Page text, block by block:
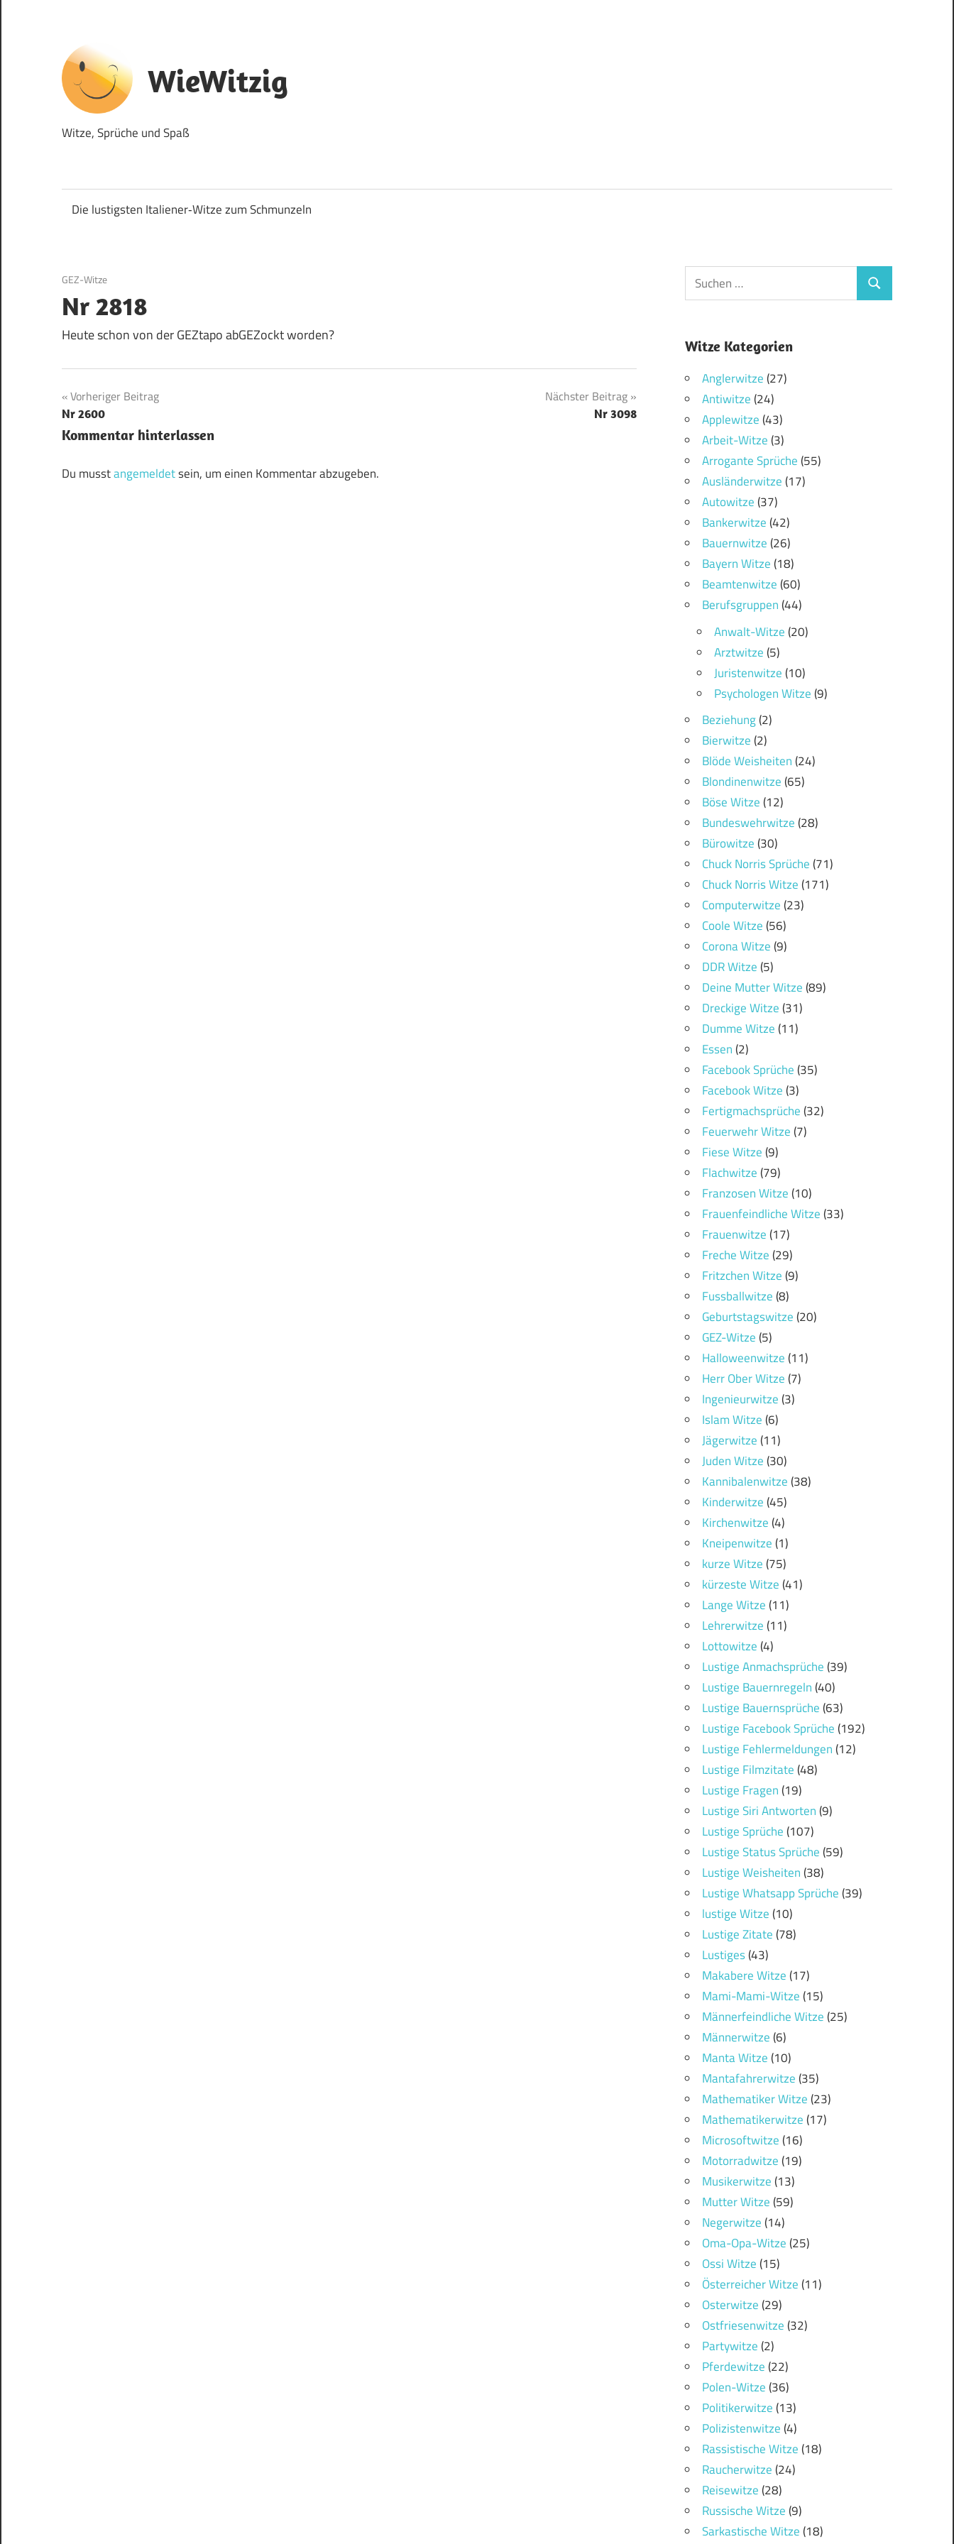
springen
WieWitzig
Witze, Sprüche und Spaß
Die lustigsten Italiener‑Witze zum Schmunzeln
27. August 2017
GEZ-Witze
Nr 2818
Heute schon von der GEZtapo abGEZockt worden?
Beitragsnavigation
Vorheriger Beitrag
Nr 2600
Nächster Beitrag
Nr 3098
Kommentar hinterlassen
Du musstangemeldetsein, um einen Kommentar abzugeben.
Witze Kategorien
Anglerwitze(27)
Antiwitze(24)
Applewitze(43)
Arbeit-Witze(3)
Arrogante Sprüche(55)
Ausländerwitze(17)
Autowitze(37)
Bankerwitze(42)
Bauernwitze(26)
Bayern Witze(18)
Beamtenwitze(60)
Berufsgruppen(44)
Anwalt-Witze(20)
Arztwitze(5)
Juristenwitze(10)
Psychologen Witze(9)
Beziehung(2)
Bierwitze(2)
Blöde Weisheiten(24)
Blondinenwitze(65)
Böse Witze(12)
Bundeswehrwitze(28)
Bürowitze(30)
Chuck Norris Sprüche(71)
Chuck Norris Witze(171)
Computerwitze(23)
Coole Witze(56)
Corona Witze(9)
DDR Witze(5)
Deine Mutter Witze(89)
Dreckige Witze(31)
Dumme Witze(11)
Essen(2)
Facebook Sprüche(35)
Facebook Witze(3)
Fertigmachsprüche(32)
Feuerwehr Witze(7)
Fiese Witze(9)
Flachwitze(79)
Franzosen Witze(10)
Frauenfeindliche Witze(33)
Frauenwitze(17)
Freche Witze(29)
Fritzchen Witze(9)
Fussballwitze(8)
Geburtstagswitze(20)
GEZ-Witze(5)
Halloweenwitze(11)
Herr Ober Witze(7)
Ingenieurwitze(3)
Islam Witze(6)
Jägerwitze(11)
Juden Witze(30)
Kannibalenwitze(38)
Kinderwitze(45)
Kirchenwitze(4)
Kneipenwitze(1)
kurze Witze(75)
kürzeste Witze(41)
Lange Witze(11)
Lehrerwitze(11)
Lottowitze(4)
Lustige Anmachsprüche(39)
Lustige Bauernregeln(40)
Lustige Bauernsprüche(63)
Lustige Facebook Sprüche(192)
Lustige Fehlermeldungen(12)
Lustige Filmzitate(48)
Lustige Fragen(19)
Lustige Siri Antworten(9)
Lustige Sprüche(107)
Lustige Status Sprüche(59)
Lustige Weisheiten(38)
Lustige Whatsapp Sprüche(39)
lustige Witze(10)
Lustige Zitate(78)
Lustiges(43)
Makabere Witze(17)
Mami-Mami-Witze(15)
Männerfeindliche Witze(25)
Männerwitze(6)
Manta Witze(10)
Mantafahrerwitze(35)
Mathematiker Witze(23)
Mathematikerwitze(17)
Microsoftwitze(16)
Motorradwitze(19)
Musikerwitze(13)
Mutter Witze(59)
Negerwitze(14)
Oma-Opa-Witze(25)
Ossi Witze(15)
Österreicher Witze(11)
Osterwitze(29)
Ostfriesenwitze(32)
Partywitze(2)
Pferdewitze(22)
Polen-Witze(36)
Politikerwitze(13)
Polizistenwitze(4)
Rassistische Witze(18)
Raucherwitze(24)
Reisewitze(28)
Russische Witze(9)
Sarkastische Witze(18)